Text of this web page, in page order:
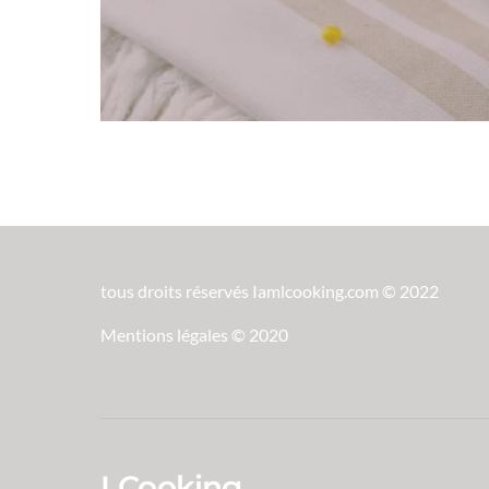
tous droits réservés Iamlcooking.com © 2022
Mentions légales © 2020